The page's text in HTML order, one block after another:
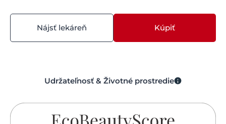
Nájsť lekáreň Kúpiť
Udržateľnosť & Životné prostredie